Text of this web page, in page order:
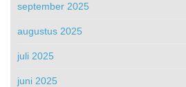
september 2025
augustus 2025
juli 2025
juni 2025